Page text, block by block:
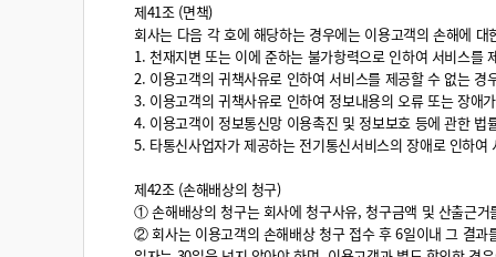
제41조 (면책)
회사는 다음 각 호에 해당하는 경우에는 이용고객의 손해에 대
1. 천재지변 또는 이에 준하는 불가항력으로 인하여 서비스를
2. 이용고객의 귀책사유로 인하여 서비스를 제공할 수 없는 경
3. 이용고객의 귀책사유로 인하여 정보내용의 오류 또는 장애
4. 이용고객이 정보통신망 이용촉진 및 정보보호 등에 관한
5. 타통신사업자가 제공하는 전기통신서비스의 장애로 인하
제42조 (손해배상의 청구)
① 손해배상의 청구는 회사에 청구사유, 청구금액 및 산출근거
② 회사는 이용고객의 손해배상 청구 접수 후 6일이내 그 결과